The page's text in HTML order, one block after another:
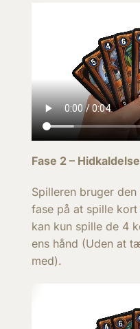
Fase 2 – Hidkaldelse
Spilleren bruger
fase på at spille
kan kun spille de 4
ens hånd (Uden at
med).